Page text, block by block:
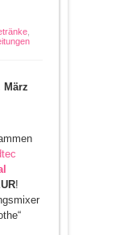
,
März
!